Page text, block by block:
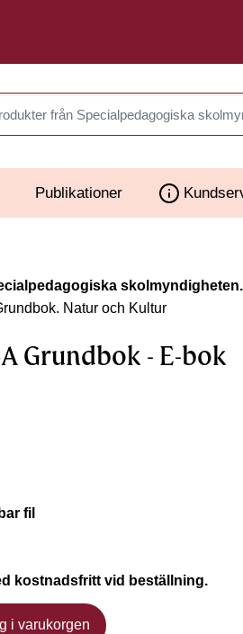
i Webbutiken
Publikationer
skolmyndigheten.
Natur och Kultur
Grundbok - E-bok
fil
kostnadsfritt vid beställning.
i varukorgen
i varukorgen